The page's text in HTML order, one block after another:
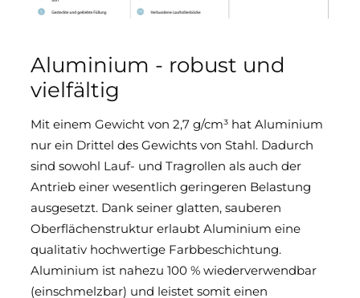
Aluminium - robust und
vielfältig
Mit einem Gewicht von 2,7 g/cm³ hat Aluminium
nur ein Drittel des Gewichts von Stahl. Dadurch
sind sowohl Lauf- und Tragrollen als auch der
Antrieb einer wesentlich geringeren Belastung
ausgesetzt. Dank seiner glatten, sauberen
Oberflächenstruktur erlaubt Aluminium eine
qualitativ hochwertige Farbbeschichtung.
Aluminium ist nahezu 100 % wiederverwendbar
(einschmelzbar) und leistet somit einen